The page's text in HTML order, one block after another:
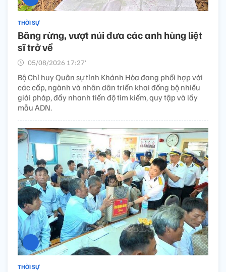
THỜI SỰ
Băng rừng, vượt núi đưa các anh hùng liệt
sĩ trở về
05/08/2026 17:27’
Bộ Chỉ huy Quân sự tỉnh Khánh Hòa đang phối hợp với
các cấp, ngành và nhân dân triển khai đồng bộ nhiều
giải pháp, đẩy nhanh tiến độ tìm kiếm, quy tập và lấy
mẫu ADN.
THỜI SỰ